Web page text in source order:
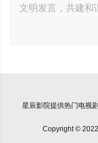
星辰影院提供热门电视
Copyright ©